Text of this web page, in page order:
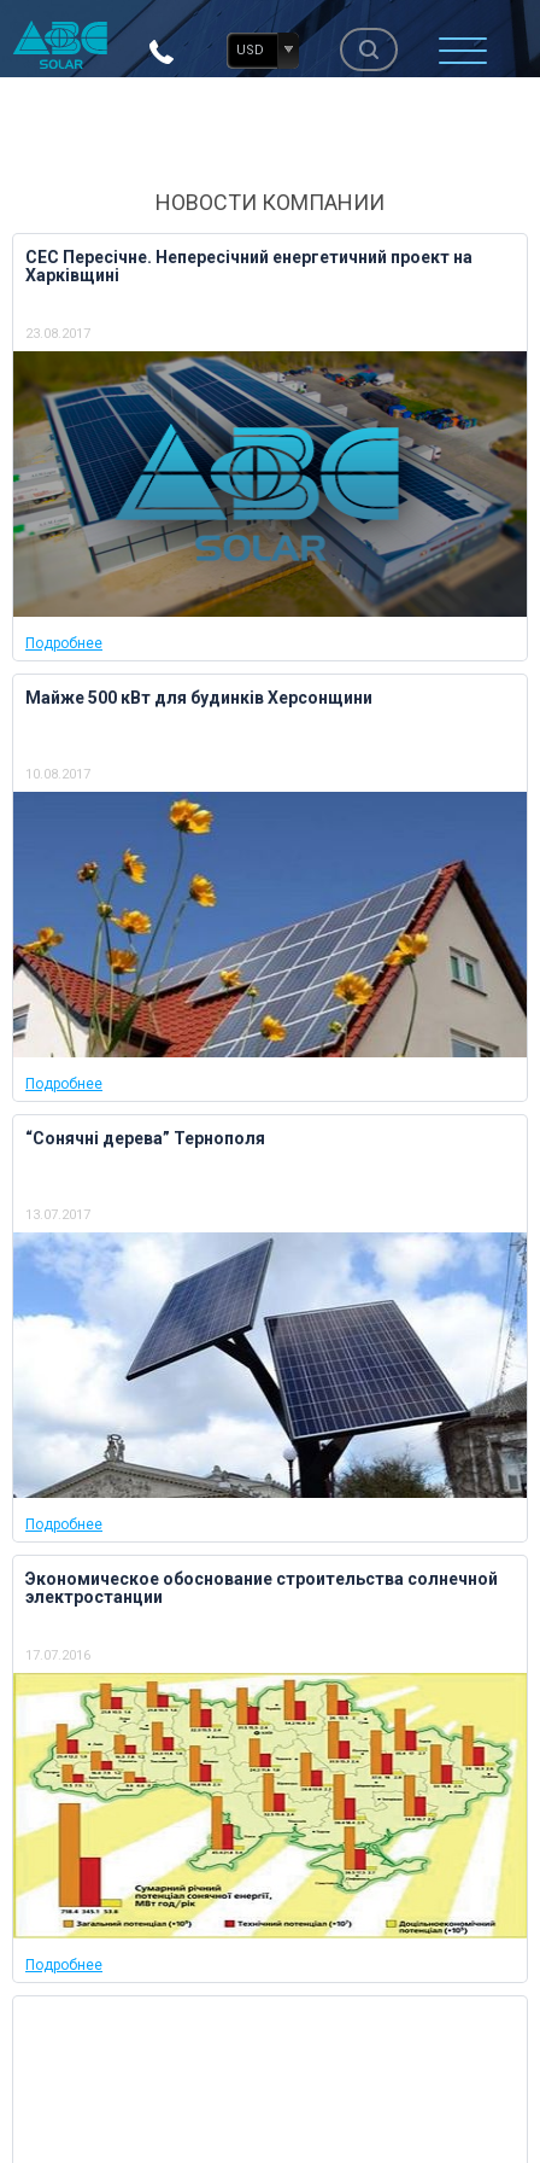
USD
НОВОСТИ КОМПАНИИ
СЕС Пересічне. Непересічний енергетичний проект на
Харківщині
23.08.2017
Подробнее
Майже 500 кВт для будинків Херсонщини
10.08.2017
Подробнее
“Сонячні дерева” Тернополя
13.07.2017
Подробнее
Экономическое обоснование строительства солнечной
электростанции
17.07.2016
Подробнее